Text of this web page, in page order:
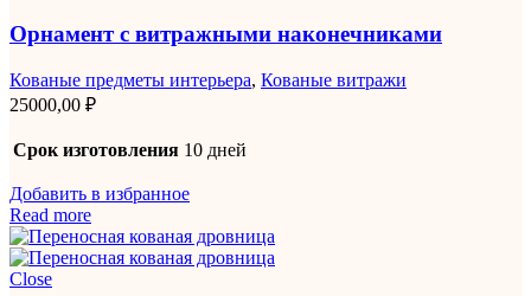
Орнамент с витражными наконечниками
Кованые предметы интерьера, Кованые витражи
25000,00 ₽
Срок изготовления 10 дней
Добавить в избранное
Read more
Close